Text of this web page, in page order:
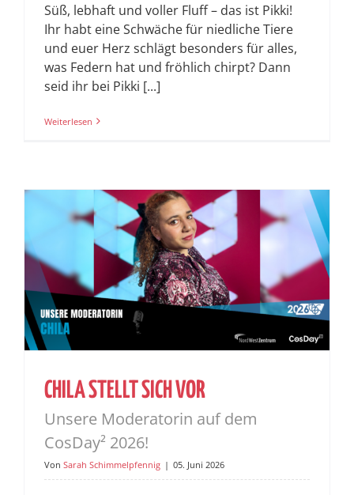
Süß, lebhaft und voller Fluff – das ist Pikki!
Ihr habt eine Schwäche für niedliche Tiere
und euer Herz schlägt besonders für alles,
was Federn hat und fröhlich chirpt? Dann
seid ihr bei Pikki [...]
Weiterlesen
CHILA STELLT SICH VOR
Unsere Moderatorin auf dem
CosDay² 2026!
Von Sarah Schimmelpfennig | 05. Juni 2026